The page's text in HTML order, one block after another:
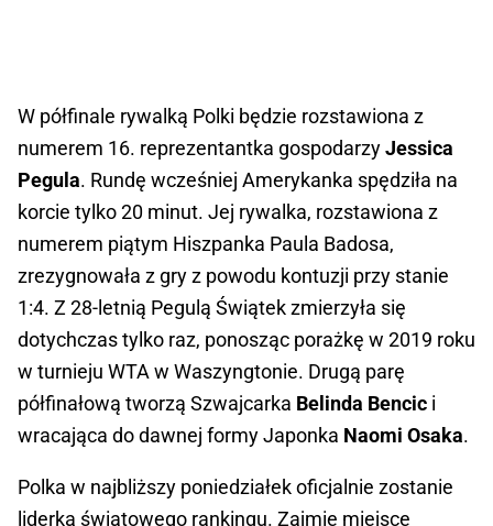
W półfinale rywalką Polki będzie rozstawiona z
numerem 16. reprezentantka gospodarzyJessica
Pegula. Rundę wcześniej Amerykanka spędziła na
korcie tylko 20 minut. Jej rywalka, rozstawiona z
numerem piątym Hiszpanka Paula Badosa,
zrezygnowała z gry z powodu kontuzji przy stanie
1:4. Z 28-letnią Pegulą Świątek zmierzyła się
dotychczas tylko raz, ponosząc porażkę w 2019 roku
w turnieju WTA w Waszyngtonie. Drugą parę
półfinałową tworzą Szwajcarka Belinda Bencic i
wracająca do dawnej formy Japonka Naomi Osaka.
Polka w najbliższy poniedziałek oficjalnie zostanie
liderką światowego rankingu. Zajmie miejsce